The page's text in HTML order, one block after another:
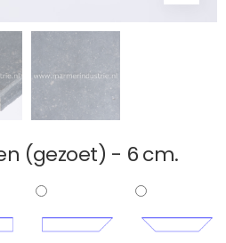
(gezoet) - 6 cm.